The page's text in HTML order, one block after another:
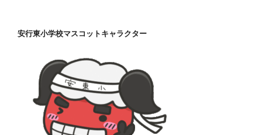
安行東小学校マスコットキャラクター